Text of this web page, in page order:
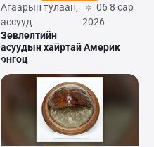
Агаарын тулаан,
ассууд
06 8 сар
2026
Зөвлөлтийн
асуудын хайртай Америк
онгоц